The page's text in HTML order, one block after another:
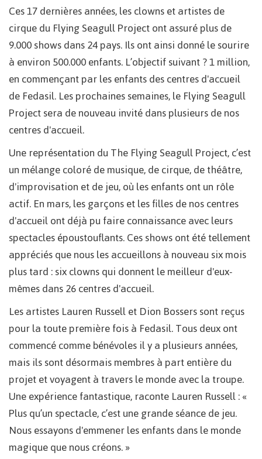
Ces 17 dernières années, les clowns et artistes de
cirque du Flying Seagull Project ont assuré plus de
9.000 shows dans 24 pays. Ils ont ainsi donné le sourire
à environ 500.000 enfants. L’objectif suivant ? 1 million,
en commençant par les enfants des centres d'accueil
de Fedasil. Les prochaines semaines, le Flying Seagull
Project sera de nouveau invité dans plusieurs de nos
centres d'accueil.
Une représentation du The Flying Seagull Project, c’est
un mélange coloré de musique, de cirque, de théâtre,
d'improvisation et de jeu, où les enfants ont un rôle
actif. En mars, les garçons et les filles de nos centres
d'accueil ont déjà pu faire connaissance avec leurs
spectacles époustouflants. Ces shows ont été tellement
appréciés que nous les accueillons à nouveau six mois
plus tard : six clowns qui donnent le meilleur d'eux-
mêmes dans 26 centres d'accueil.
Les artistes Lauren Russell et Dion Bossers sont reçus
pour la toute première fois à Fedasil. Tous deux ont
commencé comme bénévoles il y a plusieurs années,
mais ils sont désormais membres à part entière du
projet et voyagent à travers le monde avec la troupe.
Une expérience fantastique, raconte Lauren Russell : «
Plus qu’un spectacle, c’est une grande séance de jeu.
Nous essayons d'emmener les enfants dans le monde
magique que nous créons. »